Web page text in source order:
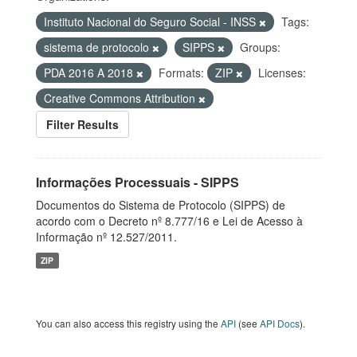
Instituto Nacional do Seguro Social - INSS
Tags:
sistema de protocolo
SIPPS
Groups:
PDA 2016 A 2018
Formats: ZIP
Licenses:
Creative Commons Attribution
Filter Results
Informações Processuais - SIPPS
Documentos do Sistema de Protocolo (SIPPS) de
acordo com o Decreto nº 8.777/16 e Lei de Acesso à
Informação nº 12.527/2011.
ZIP
You can also access this registry using the API (see API Docs).